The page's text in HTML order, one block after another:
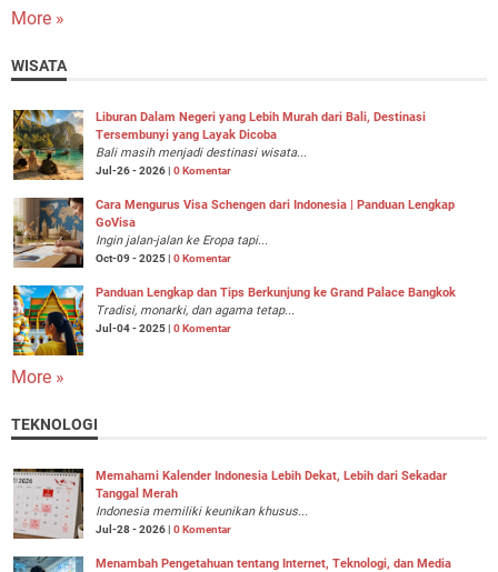
More »
WISATA
Liburan Dalam Negeri yang Lebih Murah dari Bali, Destinasi
Tersembunyi yang Layak Dicoba
Bali masih menjadi destinasi wisata...
Jul-26 - 2026 | 0 Komentar
Cara Mengurus Visa Schengen dari Indonesia | Panduan Lengkap
GoVisa
Ingin jalan-jalan ke Eropa tapi...
Oct-09 - 2025 | 0 Komentar
Panduan Lengkap dan Tips Berkunjung ke Grand Palace Bangkok
Tradisi, monarki, dan agama tetap...
Jul-04 - 2025 | 0 Komentar
More »
TEKNOLOGI
Memahami Kalender Indonesia Lebih Dekat, Lebih dari Sekadar
Tanggal Merah
Indonesia memiliki keunikan khusus...
Jul-28 - 2026 | 0 Komentar
Menambah Pengetahuan tentang Internet, Teknologi, dan Media